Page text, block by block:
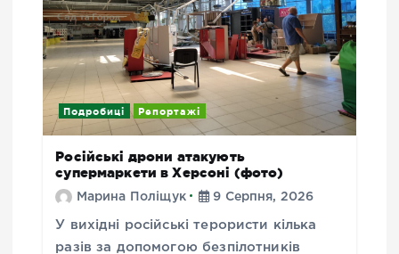
Подробиці Репортажі
Російські дрони атакують
супермаркети в Херсоні (фото)
Марина Поліщук 9 Серпня, 2026
У вихідні російські терористи кілька
разів за допомогою безпілотників